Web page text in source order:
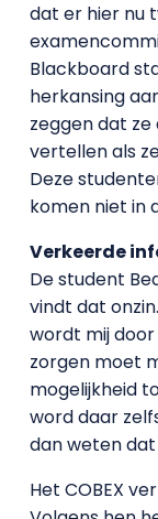
dat er hier nu
Blackboard
herkansing
zeggen dat
vertellen als
Deze
komen niet in
Verkeerde
De student
vindt dat
wordt mij
zorgen moet
mogelijkheid
word daar
dan weten
Het COBEX